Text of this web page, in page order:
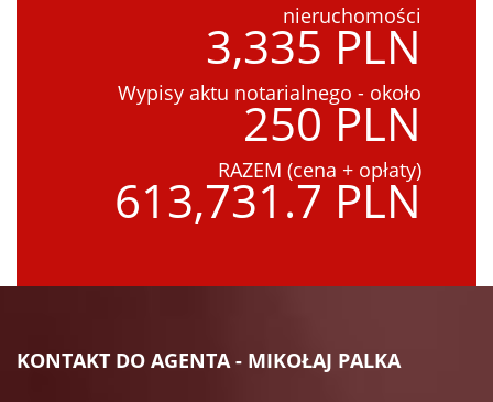
nieruchomości
3,335 PLN
Wypisy aktu notarialnego - około
250 PLN
RAZEM (cena + opłaty)
613,731.7 PLN
KONTAKT DO AGENTA - MIKOŁAJ PALKA